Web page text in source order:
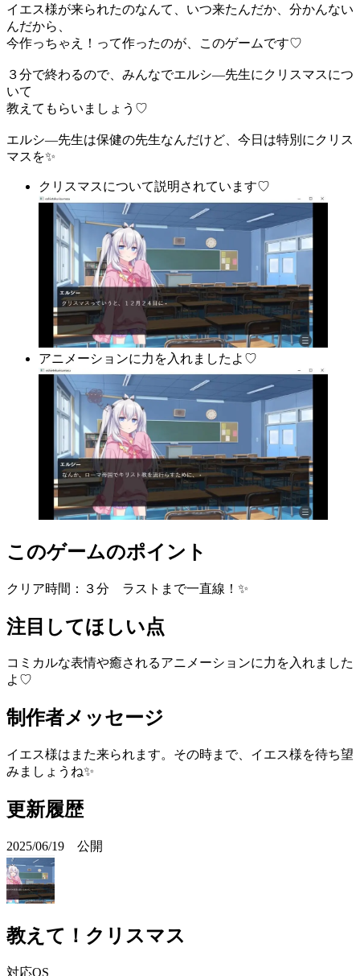
イエス様が来られたのなんて、いつ来たんだか、分かんない
んだから、
今作っちゃえ！って作ったのが、このゲームです♡
３分で終わるので、みんなでエルシ―先生にクリスマスにつ
いて
教えてもらいましょう♡
エルシ―先生は保健の先生なんだけど、今日は特別にクリス
マスを✨
クリスマスについて説明されています♡
アニメーションに力を入れましたよ♡
このゲームのポイント
クリア時間：３分 ラストまで一直線！✨
注目してほしい点
コミカルな表情や癒されるアニメーションに力を入れました
よ♡
制作者メッセージ
イエス様はまた来られます。その時まで、イエス様を待ち望
みましょうね✨
更新履歴
2025/06/19 公開
教えて！クリスマス
対応OS